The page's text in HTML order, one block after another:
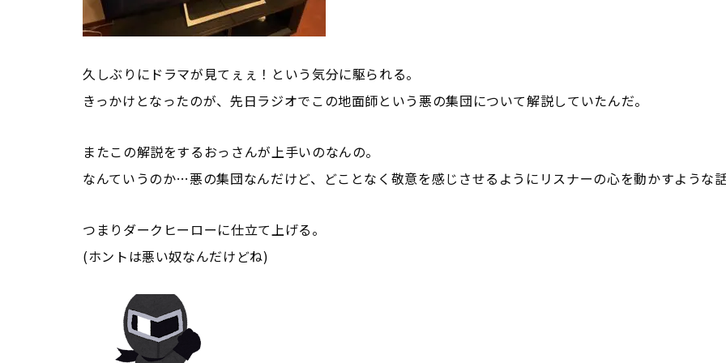
久しぶりにドラマが見てぇぇ！という気分に駆られる。
きっかけとなったのが、先日ラジオでこの地面師という悪の集団について解説していたんだ。
またこの解説をするおっさんが上手いのなんの。
なんていうのか…悪の集団なんだけど、どことなく敬意を感じさせるようにリスナーの心を動かすような
つまりダークヒーローに仕立て上げる。
(ホントは悪い奴なんだけどね)